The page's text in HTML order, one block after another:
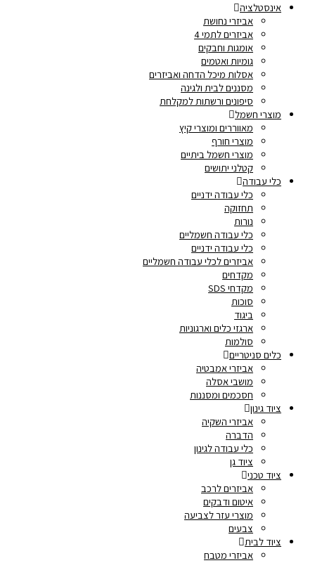
אינסטלציה
אביזרי נחושת
אביזרים לתמי 4
אומגות וחבקים
גומיות ואטמים
אסלות מיכל הדחה ואביזרים
מסננים לבית ולגינה
סיפונים ורשתות למקלחת
מוצרי חשמל
מאווררים ומוצרי קיץ
מוצרי חורף
מוצרי חשמל ביתיים
קטלני יתושים
כלי עבודה
כלי עבודה ידניים
תחזוקה
נורות
כלי עבודה חשמליים
כלי עבודה ידניים
אביזרים לכלי עבודה חשמליים
מקדחים
מקדחי SDS
סוכות
ביגוד
ארגזי כלים וארגוניות
סולמות
כלים סניטריים
אביזרי אמבטיה
מושבי אסלה
חסכמים ומסננות
ציוד גינון
אביזרי השקיה
הדברה
כלי עבודה לגינון
ציוד גן
ציוד טכני
אביזרים לרכב
איטום ודבקים
מוצרי עזר לצביעה
צבעים
ציוד לבית
אביזרי מטבח